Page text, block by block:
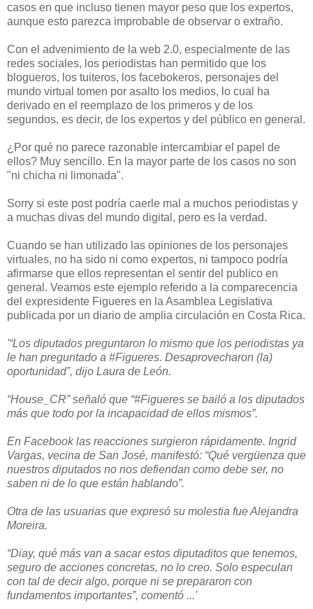
casos en que incluso tienen mayor peso que los expertos,
aunque esto parezca improbable de observar o extraño.
Con el advenimiento de la web 2.0, especialmente de las
redes sociales, los periodistas han permitido que los
blogueros, los tuiteros, los facebokeros, personajes del
mundo virtual tomen por asalto los medios, lo cual ha
derivado en el reemplazo de los primeros y de los
segundos, es decir, de los expertos y del público en general.
¿Por qué no parece razonable intercambiar el papel de
ellos? Muy sencillo. En la mayor parte de los casos no son
"ni chicha ni limonada".
Sorry si este post podría caerle mal a muchos periodistas y
a muchas divas del mundo digital, pero es la verdad.
Cuando se han utilizado las opiniones de los personajes
virtuales, no ha sido ni como expertos, ni tampoco podría
afirmarse que ellos representan el sentir del publico en
general. Veamos este ejemplo referido a la comparecencia
del expresidente Figueres en la Asamblea Legislativa
publicada por un diario de amplia circulación en Costa Rica.
'“Los diputados preguntaron lo mismo que los periodistas ya
le han preguntado a #Figueres. Desaprovecharon (la)
oportunidad”, dijo Laura de León.
“House_CR” señaló que “#Figueres se bailó a los diputados
más que todo por la incapacidad de ellos mismos”.
En Facebook las reacciones surgieron rápidamente. Ingrid
Vargas, vecina de San José, manifestó: “Qué vergüenza que
nuestros diputados no nos defiendan como debe ser, no
saben ni de lo que están hablando”.
Otra de las usuarias que expresó su molestia fue Alejandra
Moreira.
“Diay, qué más van a sacar estos diputaditos que tenemos,
seguro de acciones concretas, no lo creo. Solo especulan
con tal de decir algo, porque ni se prepararon con
fundamentos importantes”, comentó ...'